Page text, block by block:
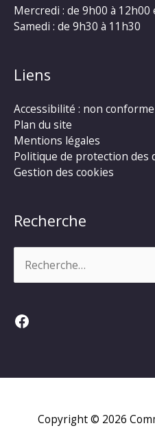
Mercredi : de 9h00 à 12h00
Samedi : de 9h30 à 11h30
Liens
Accessibilité : non conforme
Plan du site
Mentions légales
Politique de protection des
Gestion des cookies
Recherche
Facebook
Copyright © 2026